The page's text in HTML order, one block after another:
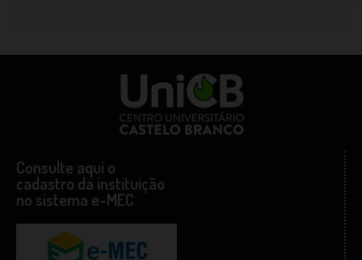
Consulte aqui o
cadastro da instituição
no sistema e-MEC